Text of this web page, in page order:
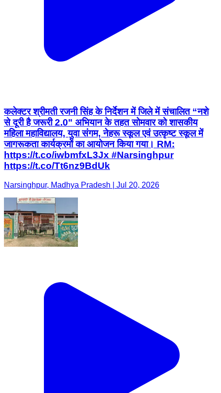
कलेक्टर श्रीमती रजनी सिंह के निर्देशन में जिले में संचालित “नशे
से दूरी है जरूरी 2.0" अभियान के तहत सोमवार को शासकीय
महिला महाविद्यालय, युवा संगम, नेहरू स्कूल एवं उत्कृष्ट स्कूल में
जागरूकता कार्यक्रमों का आयोजन किया गया। RM:
https://t.co/iwbmfxL3Jx #Narsinghpur
https://t.co/Tt6nz9BdUk
Narsinghpur, Madhya Pradesh | Jul 20, 2026